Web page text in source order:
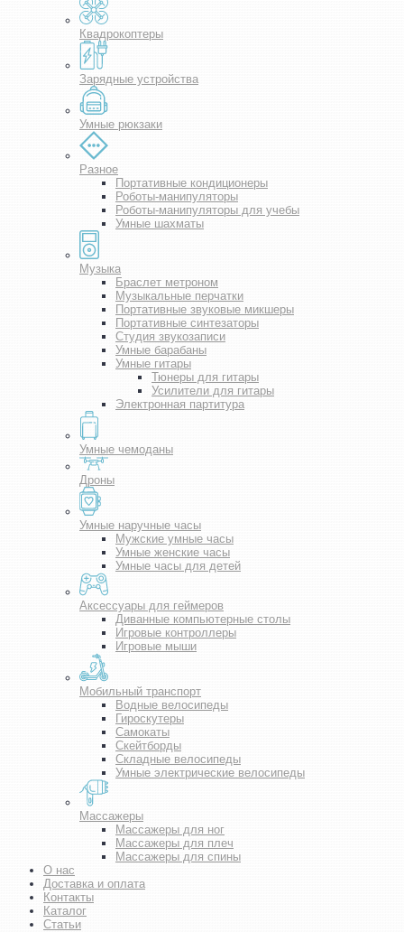
Квадрокоптеры
Зарядные устройства
Умные рюкзаки
Разное
Портативные кондиционеры
Роботы-манипуляторы
Роботы-манипуляторы для учебы
Умные шахматы
Музыка
Браслет метроном
Музыкальные перчатки
Портативные звуковые микшеры
Портативные синтезаторы
Студия звукозаписи
Умные барабаны
Умные гитары
Тюнеры для гитары
Усилители для гитары
Электронная партитура
Умные чемоданы
Дроны
Умные наручные часы
Мужские умные часы
Умные женские часы
Умные часы для детей
Аксессуары для геймеров
Диванные компьютерные столы
Игровые контроллеры
Игровые мыши
Мобильный транспорт
Водные велосипеды
Гироскутеры
Самокаты
Скейтборды
Складные велосипеды
Умные электрические велосипеды
Массажеры
Массажеры для ног
Массажеры для плеч
Массажеры для спины
О нас
Доставка и оплата
Контакты
Каталог
Статьи